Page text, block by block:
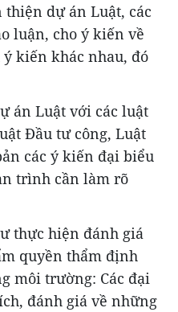
dự án Luật, các
luận, cho ý kiến về
kiến khác nhau, đó
án Luật với các luật
Đầu tư công, Luật
các ý kiến đại biểu
trình cần làm rõ
thực hiện đánh giá
quyền thẩm định
môi trường: Các đại
đánh giá về những